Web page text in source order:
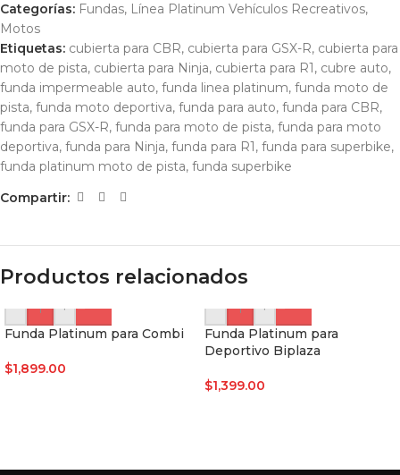
Categorías: Fundas, Línea Platinum Vehículos Recreativos,
Motos
Etiquetas: cubierta para CBR, cubierta para GSX-R, cubierta para
moto de pista, cubierta para Ninja, cubierta para R1 , cubre auto,
funda impermeable auto, funda linea platinum, funda moto de
pista, funda moto deportiva, funda para auto, funda para CBR,
funda para GSX-R, funda para moto de pista, funda para moto
deportiva, funda para Ninja, funda para R1 , funda para superbike,
funda platinum moto de pista, funda superbike
Compartir:
Productos relacionados
+
Funda Platinum para Combi
$1,899.00
+
Funda Platinum para
Deportivo Biplaza
$1,399.00